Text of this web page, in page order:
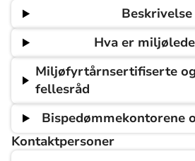
Beskrivelse
Hva er
Miljøfyrtårnsertifiserte
fellesråd
Bispedømmekontorene
Kontaktpersoner